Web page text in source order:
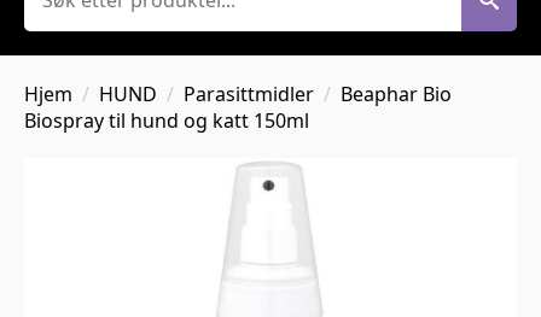
Hjem HUND Parasittmidler
Beaphar Bio
Biospray til hund og katt 150ml